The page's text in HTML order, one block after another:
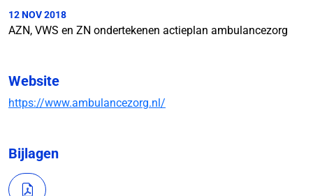
12 NOV 2018
AZN, VWS en ZN ondertekenen actieplan ambulancezorg
Website
https://www.ambulancezorg.nl/
Bijlagen